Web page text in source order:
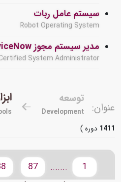
سیستم عامل ربات
Robot Operating System
مدیر سیستم مجوز ServiceNow
Certified System Administrator
عنوان:
توسعه
Development
1411 دوره )
.......
87
88